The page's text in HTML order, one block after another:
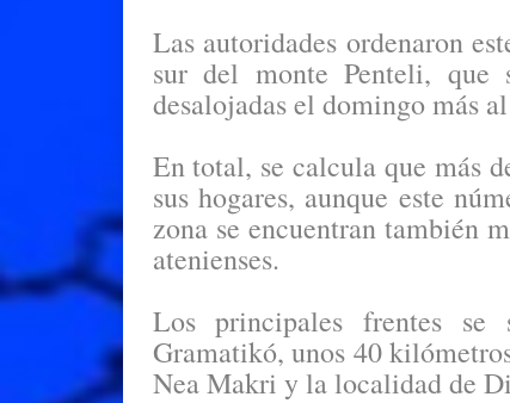
Las autoridades ordenaron
sur del monte Penteli, que
desalojadas el domingo más
En total, se calcula que más
sus hogares, aunque este
zona se encuentran también
atenienses.
Los principales frentes se
Gramatikó, unos 40
Nea Makri y la localidad de